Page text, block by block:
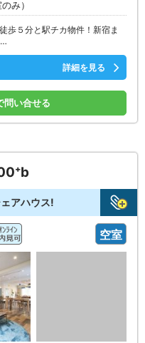
み）
歩５分と駅チカ物件！新宿ま
…
詳細を見る
問い合せる
アハウス!
空室